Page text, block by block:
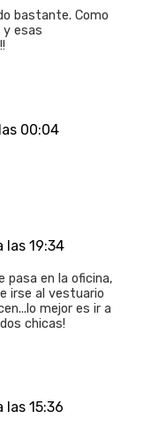
bastante. Como
y esas
00:04
las 19:34
pasa en la oficina,
irse al vestuario
mejor es ir a
chicas!
las 15:36